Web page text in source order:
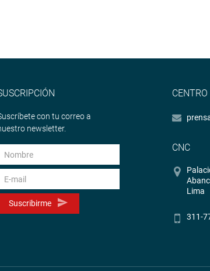
con tu correo a
newsletter.
Suscribirme
CNC
Lima
311-